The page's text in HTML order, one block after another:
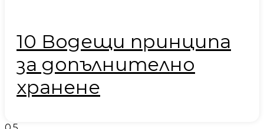
10 Водещи принципа
за допълнително
хранене